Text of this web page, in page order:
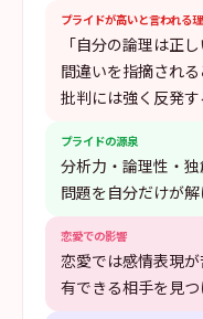
プライドが高いと言われる
「自分の論理は正
間違いを指摘され
批判には強く反発す
プライドの源泉
分析力・論理性・
問題を自分だけが解
恋愛での影響
恋愛では感情表現
有できる相手を見つ